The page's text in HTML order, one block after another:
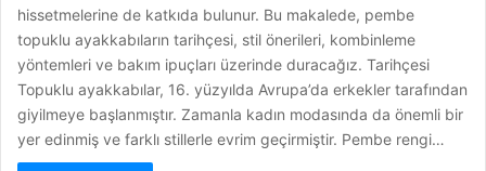
hissetmelerine de katkıda bulunur. Bu makalede, pembe
topuklu ayakkabıların tarihçesi, stil önerileri, kombinleme
yöntemleri ve bakım ipuçları üzerinde duracağız. Tarihçesi
Topuklu ayakkabılar, 16. yüzyılda Avrupa’da erkekler tarafından
giyilmeye başlanmıştır. Zamanla kadın modasında da önemli bir
yer edinmiş ve farklı stillerle evrim geçirmiştir. Pembe rengi…